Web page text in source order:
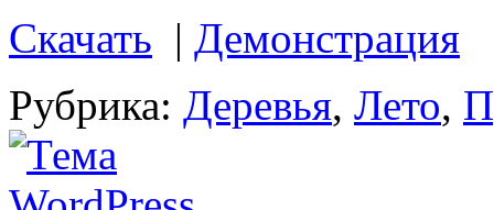
Скачать | Демонстрация
Рубрика: Деревья, Лето,